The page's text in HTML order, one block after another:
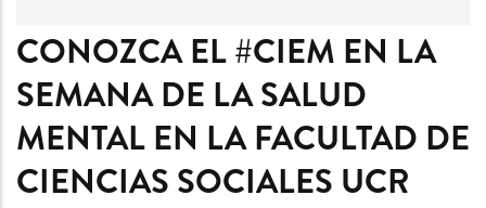
CONOZCA EL #CIEM EN LA
SEMANA DE LA SALUD
MENTAL EN LA FACULTAD DE
CIENCIAS SOCIALES UCR